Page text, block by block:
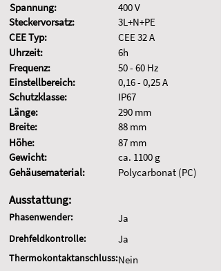
Spannung:
Steckervorsatz:
CEE Typ:
Uhrzeit:
Frequenz:
Einstellbereich:
Schutzklasse:
Länge:
Breite:
Höhe:
Gewicht:
Gehäusematerial:
400 V
3L+N+PE
CEE 32 A
6h
50 - 60 Hz
0,16 - 0,25 A
IP67
290 mm
88 mm
87 mm
ca. 1100 g
Polycarbonat (PC)
Ausstattung:
Phasenwender: Ja
Drehfeldkontrolle: Ja
Thermokontaktanschluss:Nein